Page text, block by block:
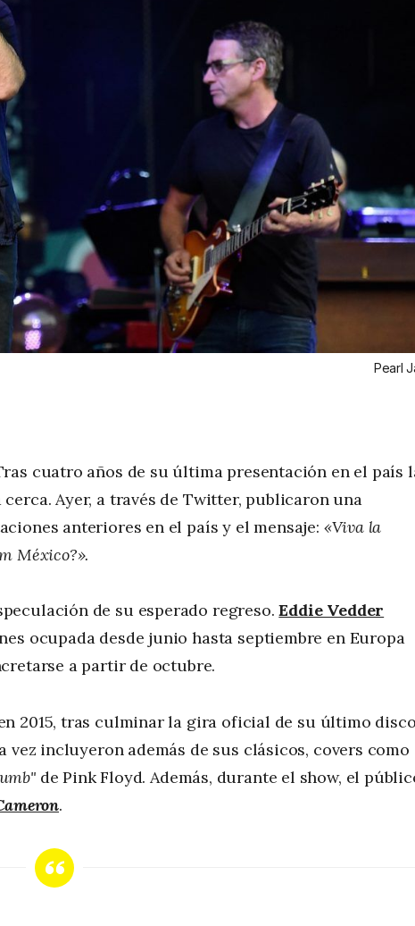
Pearl
cuatro años de su última presentación en el país
Ayer, a través de Twitter, publicaron una
anteriores en el país y el mensaje: «Viva la
México?».
de su esperado regreso.Eddie Vedder
ocupada desde junio hasta septiembre en Europa
a partir de octubre.
2015, tras culminar la gira oficial de su último
vez incluyeron además de sus clásicos, covers como
de Pink Floyd. Además, durante el show, el
.